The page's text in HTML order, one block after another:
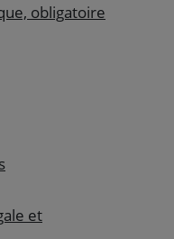
obligatoire
et